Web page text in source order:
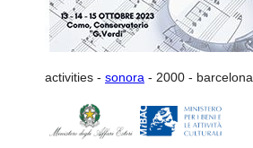
activities - sonora - 2000 - barcelona